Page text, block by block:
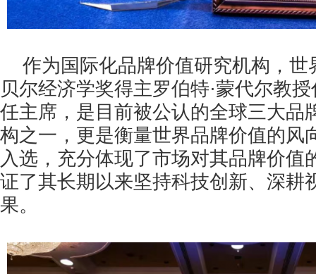
作为国际化品牌价值研究机构，世
贝尔经济学奖得主罗伯特·蒙代尔教
任主席，是目前被公认的全球三大品
构之一，更是衡量世界品牌价值的风
入选，充分体现了市场对其品牌价值
证了其长期以来坚持科技创新、深耕
果。